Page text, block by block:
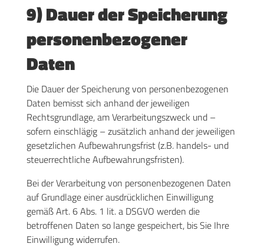
9) Dauer der Speicherung
personenbezogener
Daten
Die Dauer der Speicherung von personenbezogenen
Daten bemisst sich anhand der jeweiligen
Rechtsgrundlage, am Verarbeitungszweck und –
sofern einschlägig – zusätzlich anhand der jeweiligen
gesetzlichen Aufbewahrungsfrist (z.B. handels- und
steuerrechtliche Aufbewahrungsfristen).
Bei der Verarbeitung von personenbezogenen Daten
auf Grundlage einer ausdrücklichen Einwilligung
gemäß Art. 6 Abs. 1 lit. a DSGVO werden die
betroffenen Daten so lange gespeichert, bis Sie Ihre
Einwilligung widerrufen.